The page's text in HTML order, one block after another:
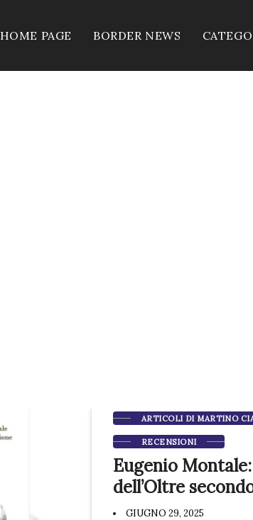
HOME PAGE BORDER NEWS
ARTICOLI DI MARTINO
RECENSIONI
Eugenio
dell’Oltre
GIUGNO 29, 2025